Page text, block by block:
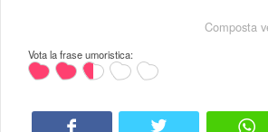
Composta
Vota la frase umoristica: